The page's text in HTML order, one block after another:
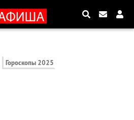
Гороскопы 2025